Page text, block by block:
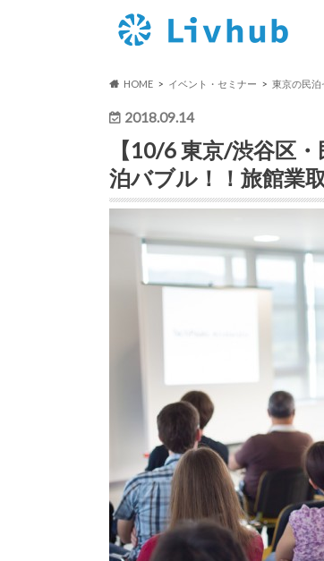
HOME イベント・セミナー 東京の民泊
2018.09.14
【10/6 東京/渋谷区
泊バブル！！旅館業